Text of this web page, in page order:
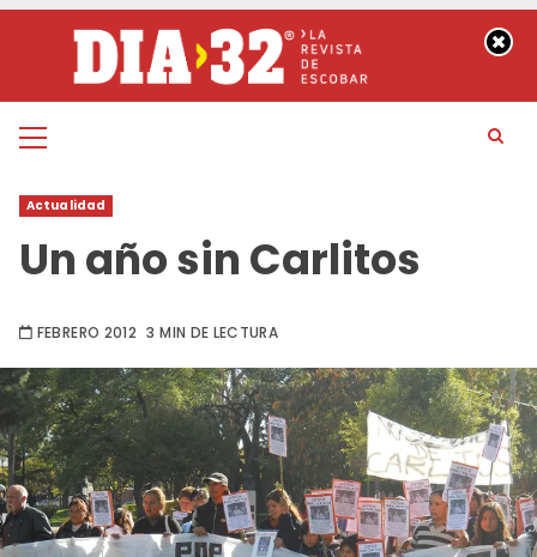
contenido
Menú
Actualidad
Un año sin Carlitos
FEBRERO 2012 3 MIN DE LECTURA